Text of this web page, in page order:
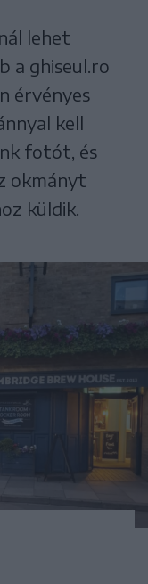
lehet
a ghiseul.ro
érvényes
kell
fotót, és
okmányt
küldik.